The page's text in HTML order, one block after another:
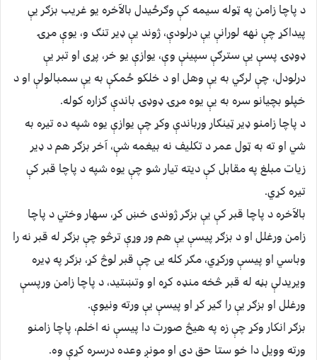
د پاچا زامن په ټوله سیمه کې وګرځیدل بالآخره یو غریب بزګر یې
پیداکړ چې نهه لورانې یې درلودې، ژوند یې ډیر تنګ و، یوې مړۍ
ډوډۍ پسې یې سترګې سپینې وې، یوازې یو خر، پړی او تبر یې
درلودل، چې لرګي به یې وهل او د خلکو ځمکې به یې سمبالولې او د
خپلو بچیانو سره به یې یوه مړۍ ډوډۍ باندې ګزاره کوله.
د پاچا زامنو ډیر ټینګار ورباندې وکړ چې یوازې یوه شپه ده تیره به
شي او ته به ټول عمر د تکلیف نه بیغمه شې، آخر بزګر هم د ډیر
زیات مبلغ په مقابل کې دیته تیار شو چې یوه شپه د پاچا قبر کې
تیره کړي.
بالآخره د پاچا قبر کې یې بزګر ژوندی خښ کړ، سهار وختي د پاچا
زامن ورغلل او د بزګر پیسې یې هم ور وړې ترڅو چې بزګر له قبر نه را
وباسي او پیسې ورکړي، مګر کله یی چې قبر لوڅ کړ، بزګر په ډیره
ویریدلې بڼه له قبر څخه منډه کړه او وتښتید، د پاچا زامن ورپسې
ورغلل او بزګر یې را ګیر کړ او پیسې یې ورته ونیوې.
بزګر انکار وکړ چې زه په هیڅ صورت دا پیسې نه اخلم، پاچا زامنو
ورته وویل دا خو ستا حق دی او مونږ وعده درسره کړې وه.